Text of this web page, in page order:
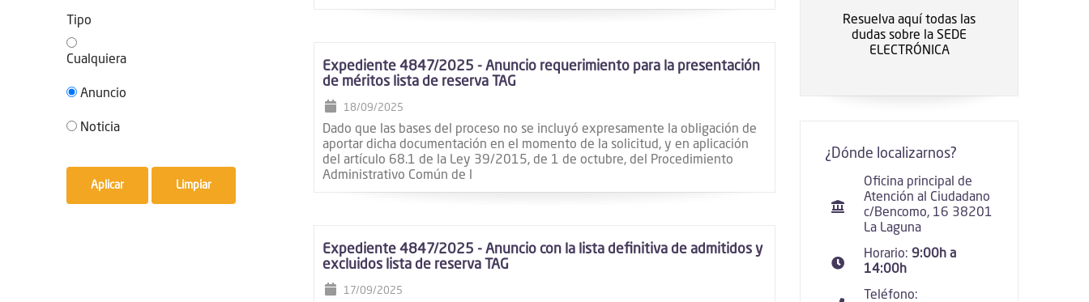
Tipo
Cualquiera
Anuncio
Noticia
Expediente 4847/2025 - Anuncio requerimiento para la presentación
de méritos lista de reserva TAG
18/09/2025
Dado que las bases del proceso no se incluyó expresamente la obligación de
aportar dicha documentación en el momento de la solicitud, y en aplicación
del artículo 68.1 de la Ley 39/2015, de 1 de octubre, del Procedimiento
Administrativo Común de l
Expediente 4847/2025 - Anuncio con la lista definitiva de admitidos y
excluidos lista de reserva TAG
17/09/2025
Resuelva aquí todas las
dudas sobre la SEDE
ELECTRÓNICA
¿Dónde localizarnos?
Oficina principal de
Atención al Ciudadano
c/Bencomo, 16 38201
La Laguna
Horario: 9:00h a
14:00h
Teléfono: